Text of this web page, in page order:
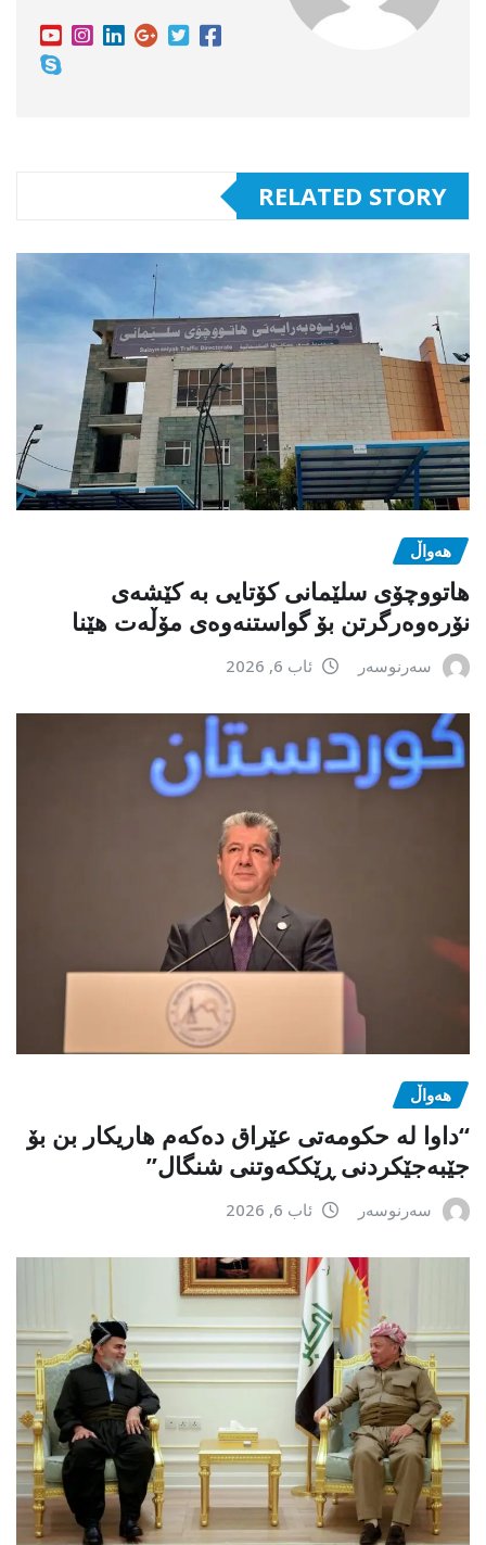
RELATED STORY
هەواڵ
هاتووچۆی سلێمانی کۆتایی بە کێشەی
نۆرەوەرگرتن بۆ گواستنەوەی مۆڵەت هێنا
سەرنوسەر ئاب 6, 2026
هەواڵ
“داوا لە حكومەتی عێراق دەكەم هاریكار بن بۆ
جێبەجێكردنی ڕێككەوتنی شنگال”
سەرنوسەر ئاب 6, 2026